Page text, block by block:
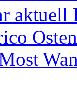
aktuell